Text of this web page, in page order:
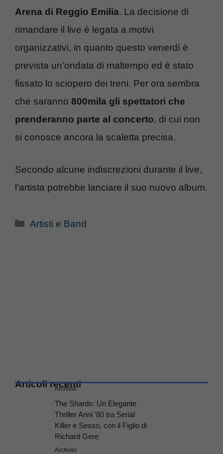
Arena di Reggio Emilia. La decisione di
rimandare il live è legata a motivi
organizzativi, in quanto questo venerdì è
prevista un’ondata di maltempo ed è stato
fissato lo sciopero dei treni. Per ora sembra
che saranno 800mila gli spettatori che
prenderanno parte al concerto, di cui non
si conosce ancora la scaletta precisa.
Secondo alcune indiscrezioni durante il live,
l’artista potrebbe lanciare il suo nuovo album.
Categorie
Artisti e Band
Articoli recenti
Archivio
The Shards: Un Elegante
Thriller Anni ’80 tra Serial
Killer e Sesso, con il Figlio di
Richard Gere
Archivio